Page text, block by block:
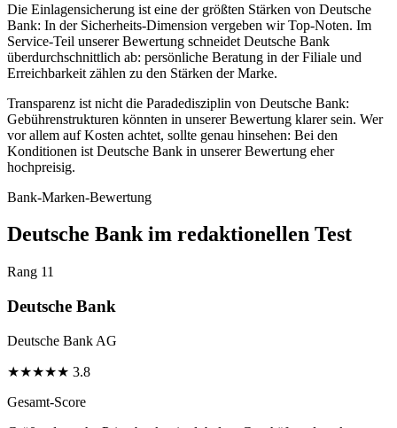
Die Einlagensicherung ist eine der größten Stärken von Deutsche
Bank: In der Sicherheits-Dimension vergeben wir Top-Noten. Im
Service-Teil unserer Bewertung schneidet Deutsche Bank
überdurchschnittlich ab: persönliche Beratung in der Filiale und
Erreichbarkeit zählen zu den Stärken der Marke.
Transparenz ist nicht die Paradedisziplin von Deutsche Bank:
Gebührenstrukturen könnten in unserer Bewertung klarer sein. Wer
vor allem auf Kosten achtet, sollte genau hinsehen: Bei den
Konditionen ist Deutsche Bank in unserer Bewertung eher
hochpreisig.
Bank-Marken-Bewertung
Deutsche Bank im redaktionellen Test
Rang 11
Deutsche Bank
Deutsche Bank AG
★★★★★ 3.8
Gesamt-Score